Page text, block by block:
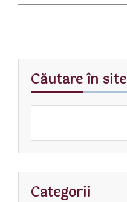
Căutare în site
Categorii